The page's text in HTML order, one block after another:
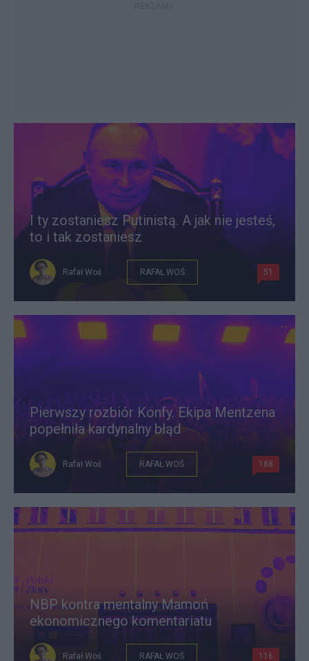
I ty zostaniesz Putinistą. A jak nie jesteś,
to i tak zostaniesz
Rafał Woś RAFAŁ WOŚ 51
Pierwszy rozbiór Konfy. Ekipa Mentzena
popełniła kardynalny błąd
Rafał Woś RAFAŁ WOŚ 188
NBP kontra mentalny Mamoń
ekonomicznego komentariatu
Rafał Woś RAFAŁ WOŚ 116